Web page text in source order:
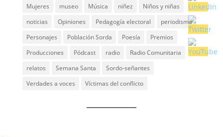
Mujeres
museo Música niñez
Niños y niñas
noticias
Opiniones Pedagogía electoral
periodismo
Personajes
Población Sorda Poesía
Premios
Producciones
Pódcast radio
Radio Comunitaria
relatos
Semana Santa
Sordo-señantes
Verdades a voces
Víctimas del conflicto